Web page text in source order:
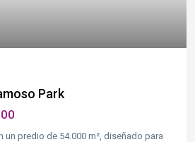
Park
un predio de 54.000 m², diseñado para